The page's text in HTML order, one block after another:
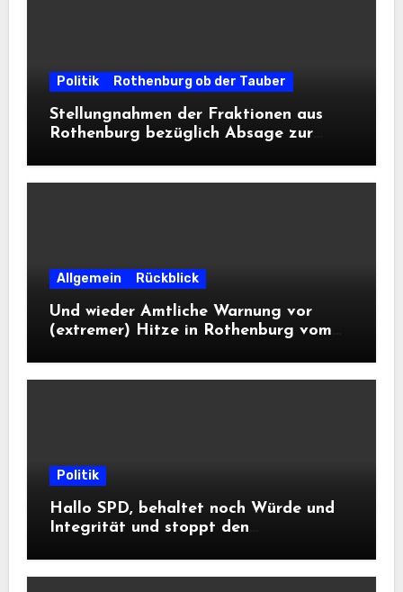
Politik Rothenburg ob der Tauber
Stellungnahmen der Fraktionen aus
Rothenburg bezüglich Absage zur
Allgemein Rückblick
Und wieder Amtliche Warnung vor
(extremer) Hitze in Rothenburg vom
Politik
Hallo SPD, behaltet noch Würde und
Integrität und stoppt den
Informationsfreiheit!